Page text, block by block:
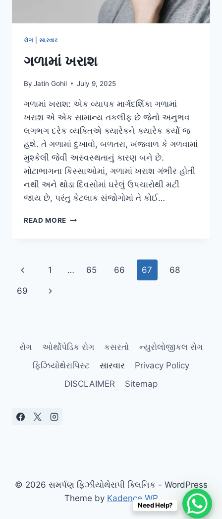
રોગ સારવાર
ગળામાં ખરાશ
By Jatin Gohil July 9, 2025
ગળામાં ખરાશ: એક વ્યાપક માર્ગદર્શિકા ગળામાં
ખરાશ એ એક સામાન્ય તકલીફ છે જેનો અનુભવ
લગભગ દરેક વ્યક્તિએ ક્યારેકને ક્યારેક કર્યો જ
હશે. તે ગળામાં દુખાવો, બળતરા, ખંજવાળ કે ગળવામાં
મુશ્કેલી જેવી અસ્વસ્થતાનું કારણ બને છે.
મોટાભાગના કિસ્સાઓમાં, ગળામાં ખરાશ ગંભીર હોતી
નથી અને થોડા દિવસોમાં ઘરેલું ઉપચારોથી મટી
જાય છે, પરંતુ કેટલાક સંજોગોમાં તે કોઈ…
READ MORE ગળામાં
Page
navigation
Previous
Page
1 … 65 66 67 68
69
Next
રોગ ઓર્થોપેડિક રોગ કસરતો
ન્યુરોલોજીકલ રોગ
ફિઝિયોથેરાપિસ્ટ
સારવાર
Privacy Policy
DISCLAIMER
Sitemap
© 2026 સમર્પણ ફિઝીયોથેરાપી ક્લિનિક - WordPress
Theme by Kadence WP
Need Help?